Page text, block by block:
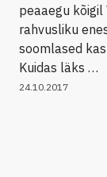
peaaegu
rahvusliku
soomlased
Kuidas läks …
24.10.2017